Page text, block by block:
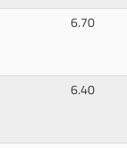
6.70
6.40